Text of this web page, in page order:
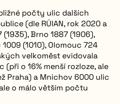
počty ulic dalších
(dle RÚIAN, rok 2020 a
Brno 1887 (1906),
(1010), Olomouc 724
velkoměst evidovala
o 16% menší rozloze, ale
Praha) a Mnichov 6000 ulic
o málo větším počtu